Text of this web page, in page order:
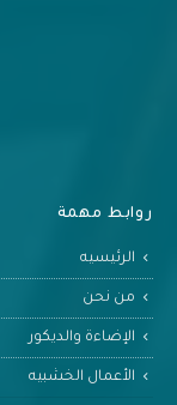
روابط مهمة
الرئيسيه
من نحن
الإضاءة والديكور
الأعمال الخشبيه